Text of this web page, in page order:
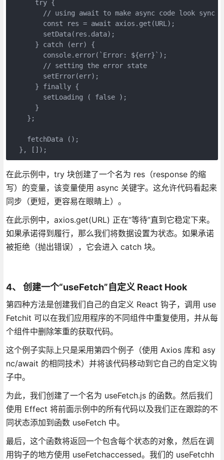
      try {
// using await to make async code look sync
        const res = await axios.get(URL);
        setData(res.data);
      } catch (err) {
        console.error(`Error: ${err}`);
        // setting the error state
        setError(err);
      } finally {
        setLoading ( false );
      }
    };
    fetchData ();
  }, []);
在此示例中，try 块创建了一个名为 res（response 的缩
写）的变量，该变量使用 async 关键字。这允许代码看起来
同步（更短，更容易在眼睛上）。
在此示例中，axios.get(URL) 正在“等待”直到它稳定下来。
如果承诺得到履行，那么我们将数据设置为状态。如果承诺
被拒绝（抛出错误），它会进入 catch 块。
4、 创建一个“useFetch”自定义 React Hook
第四种方法是创建我们自己的自定义 React 钩子，调用 use
Fetchit 可以在我们应用程序的不同组件中重复使用，并从每
个组件中删除笨重的获取代码。
这个例子实际上只是采用第四个例子（使用 Axios 库和 asy
nc/await 的相同技术）并将该代码移动到它自己的自定义钩
子中。
为此，我们创建了一个名为 useFetch.js 的函数。然后我们
使用 Effect 将前面示例中的所有代码以及我们正在跟踪的不
同状态添加到函数 useFetch 中。
最后，这个函数将返回一个包含每个状态的对象，然后在调
用钩子的地方使用 useFetchaccessed。我们的 useFetchh